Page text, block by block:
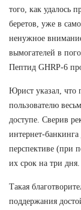
того, как удалось
беретов, уже в
ненужное
вымогателей в
Пептид GHRP-6
Юрист указал, что
пользователю
доступе. Сверив
интернет-
перспективе (при
их срок на три дня.
Такая
поддержания